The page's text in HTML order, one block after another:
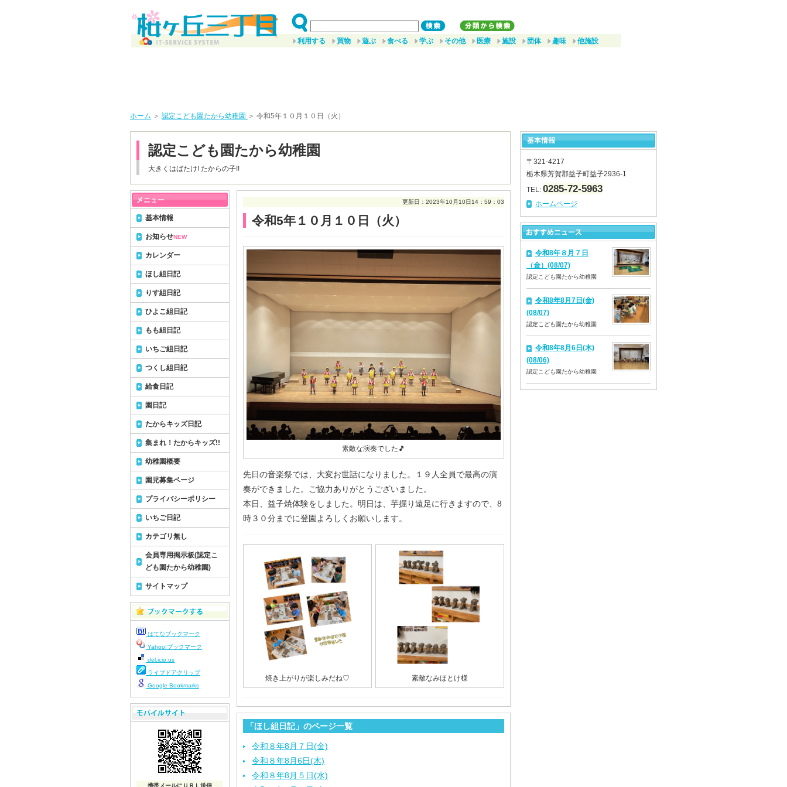
利用する 買物 遊ぶ 食べる 学ぶ その他 医療 施設 団体 趣味 他施設
ホーム ＞ 認定こども園たから幼稚園 ＞ 令和5年１０月１０日（火）
認定こども園たから幼稚園
大きくはばたけ! たからの子!!
更新日：2023年10月10日14：59：03
令和5年１０月１０日（火）
素敵な演奏でした🎵
先日の音楽祭では、大変お世話になりました。１９人全員で最高の演
奏ができました。ご協力ありがとうございました。
本日、益子焼体験をしました。明日は、芋掘り遠足に行きますので、8
時３０分までに登園よろしくお願いします。
焼き上がりが楽しみだね♡ 素敵なみほとけ様
「ほし組日記」のページ一覧
令和８年8月７日(金)
令和８年8月6日(木)
令和８年8月５日(水)
基本情報
お知らせNEW
カレンダー
ほし組日記
りす組日記
ひよこ組日記
もも組日記
いちご組日記
つくし組日記
給食日記
園日記
たからキッズ日記
集まれ！たからキッズ!!
幼稚園概要
園児募集ページ
プライバシーポリシー
いちご日記
カテゴリ無し
会員専用掲示板(認定こ
ども園たから幼稚園)
サイトマップ
はてなブックマーク
Yahoo!ブックマーク
del.icio.us
ライブドアクリップ
Google Bookmarks
携帯メールにＵＲＬ送信
〒321-4217
栃木県芳賀郡益子町益子2936-1
TEL: 0285-72-5963
ホームページ
令和8年８月７日
（金）(08/07)
認定こども園たから幼稚園
令和8年8月7日(金)
(08/07)
認定こども園たから幼稚園
令和8年8月6日(木)
(08/06)
認定こども園たから幼稚園